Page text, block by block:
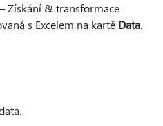
– Získání & transformace
s Excelem na kartě Data.